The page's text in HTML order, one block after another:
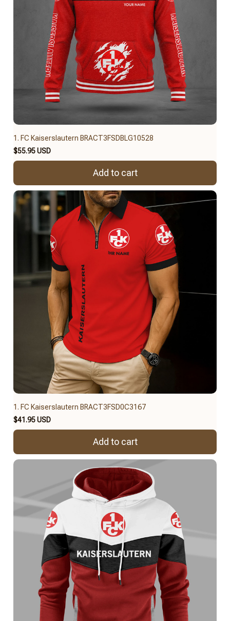
1. FC Kaiserslautern BRACT3FSDBLG10528
$55.95 USD
Add to cart
1. FC Kaiserslautern BRACT3FSD0C3167
$41.95 USD
Add to cart